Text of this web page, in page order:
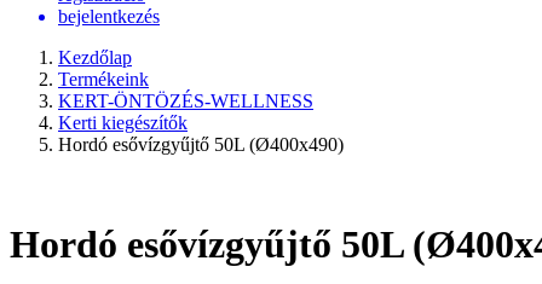
bejelentkezés
Kezdőlap
Termékeink
KERT-ÖNTÖZÉS-WELLNESS
Kerti kiegészítők
Hordó esővízgyűjtő 50L (Ø400x490)
Hordó esővízgyűjtő 50L